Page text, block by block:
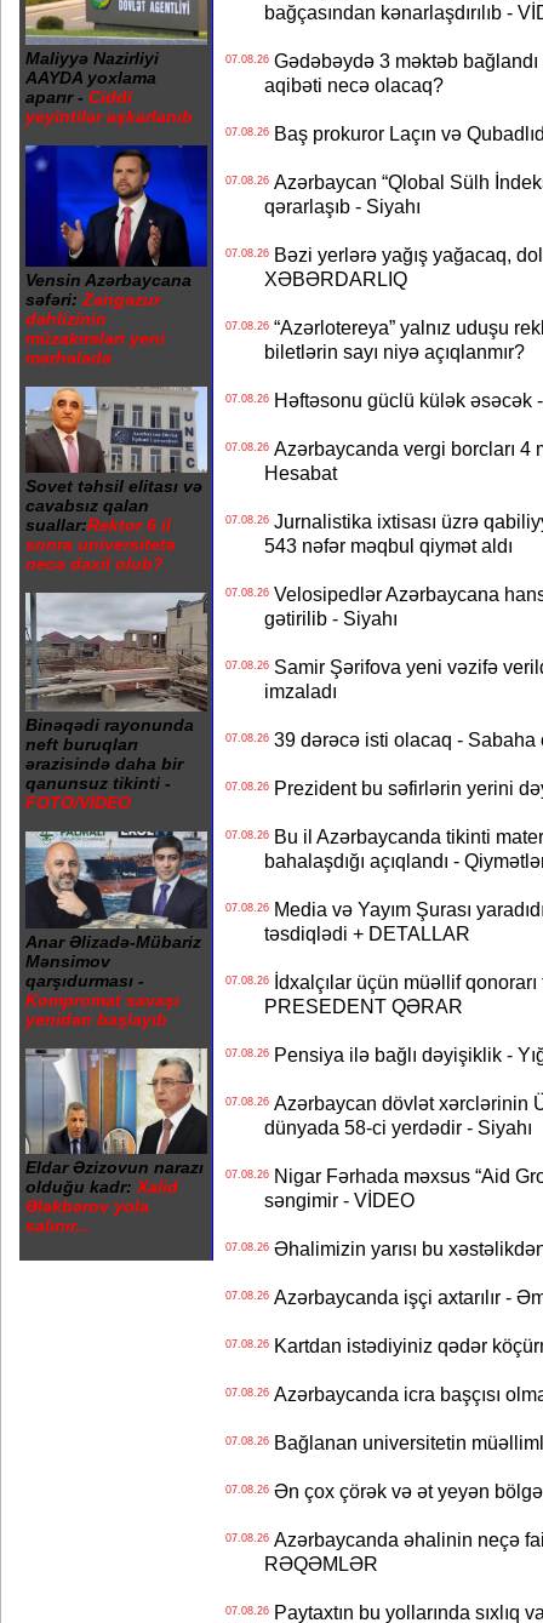
Maliyyə Nazirliyi
AAYDA yoxlama
aparır - Ciddi
yeyintilər aşkarlanıb
Vensin Azərbaycana
səfəri: Zəngəzur
dəhlizinin
müzakirələri yeni
mərhələdə
Sovet təhsil elitası və
cavabsız qalan
suallar:Rektor 6 il
sonra universitetə
necə daxil olub?
Binəqədi rayonunda
neft buruqları
ərazisində daha bir
qanunsuz tikinti -
FOTO/VİDEO
Anar Əlizadə-Mübariz
Mənsimov
qarşıdurması -
Kompromat savaşı
yenidən başlayıb
Eldar Əzizovun narazı
olduğu kadr: Xalid
Ələkbərov yola
salınır...
bağçasından kənarlaşdırılıb -
07.08.26Gədəbəydə 3 məktəb
aqibəti necə olacaq?
07.08.26Baş prokuror Laçın və
07.08.26Azərbaycan “Qlobal Sülh
qərarlaşıb - Siyahı
07.08.26Bəzi yerlərə yağış yağacaq,
XƏBƏRDARLIQ
07.08.26“Azərlotereya” yalnız uduşu
biletlərin sayı niyə açıqlanmır?
07.08.26Həftəsonu güclü külək əsəcək
07.08.26Azərbaycanda vergi borcları 4
Hesabat
07.08.26Jurnalistika ixtisası üzrə
543 nəfər məqbul qiymət aldı
07.08.26Velosipedlər Azərbaycana
gətirilib - Siyahı
07.08.26Samir Şərifova yeni vəzifə
imzaladı
07.08.2639 dərəcə isti olacaq - Sabaha
07.08.26Prezident bu səfirlərin yerini
07.08.26Bu il Azərbaycanda tikinti
bahalaşdığı açıqlandı -
07.08.26Media və Yayım Şurası
təsdiqlədi + DETALLAR
07.08.26İdxalçılar üçün müəllif
PRESEDENT QƏRAR
07.08.26Pensiya ilə bağlı dəyişiklik -
07.08.26Azərbaycan dövlət xərclərinin
dünyada 58-ci yerdədir - Siyahı
07.08.26Nigar Fərhada məxsus “Aid
səngimir - VİDEO
07.08.26Əhalimizin yarısı bu
07.08.26Azərbaycanda işçi axtarılır -
07.08.26Kartdan istədiyiniz qədər
07.08.26Azərbaycanda icra başçısı
07.08.26Bağlanan universitetin
07.08.26Ən çox çörək və ət yeyən
07.08.26Azərbaycanda əhalinin neçə
RƏQƏMLƏR
07.08.26Paytaxtın bu yollarında sıxlıq